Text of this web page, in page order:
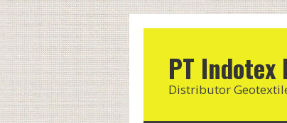
PT
Distributor